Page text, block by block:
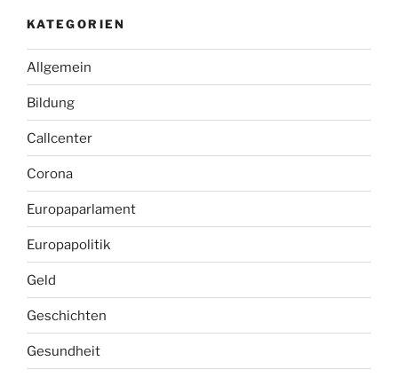
KATEGORIEN
Allgemein
Bildung
Callcenter
Corona
Europaparlament
Europapolitik
Geld
Geschichten
Gesundheit